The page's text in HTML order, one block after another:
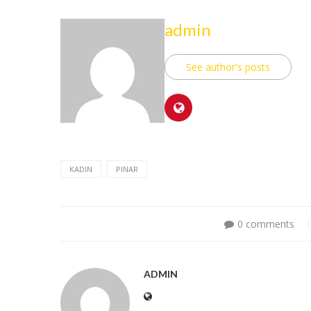
admin
See author's posts
KADIN PINAR
0 comments
ADMIN